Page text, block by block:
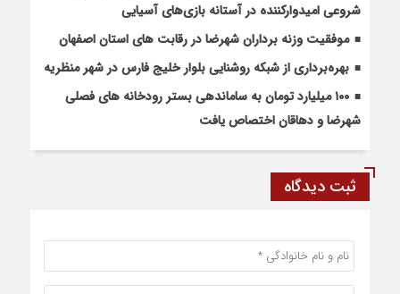
شروعی امیدوارکننده در آستانه بازی‌های آسیایی
موفقیت وزنه برداران شهرضا در رقابت های استان اصفهان
بهره‌برداری از شبکه روشنایی بلوار خلیج فارس در شهر منظریه
۱۰۰ میلیارد تومان به ساماندهی بستر رودخانه های فصلی
شهرضا و دهاقان اختصاص یافت
ثبت دیدگاه